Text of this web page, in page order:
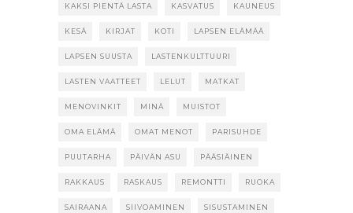
KAKSI PIENTÄ LASTA KASVATUS KAUNEUS
KESÄ KIRJAT KOTI LAPSEN ELÄMÄÄ
LAPSEN SUUSTA LASTENKULTTUURI
LASTEN VAATTEET LELUT MATKAT
MENOVINKIT MINÄ MUISTOT
OMA ELÄMÄ OMAT MENOT PARISUHDE
PUUTARHA PÄIVÄN ASU PÄÄSIÄINEN
RAKKAUS RASKAUS REMONTTI RUOKA
SAIRAANA SIIVOAMINEN SISUSTAMINEN